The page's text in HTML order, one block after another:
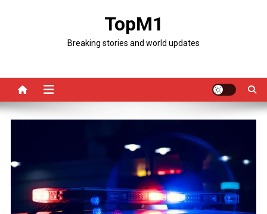
TopM1
Breaking stories and world updates